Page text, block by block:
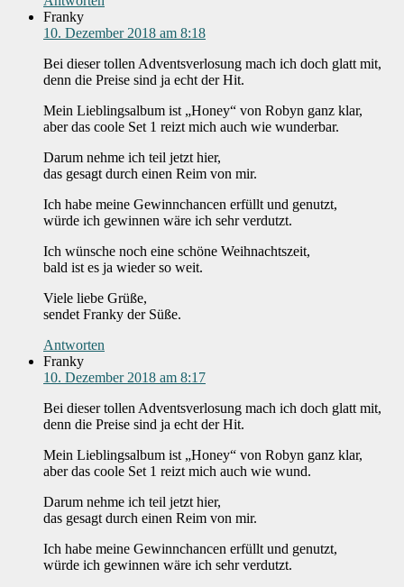
Franky
10. Dezember 2018 am 8:18
Bei dieser tollen Adventsverlosung mach ich doch glatt mit,
denn die Preise sind ja echt der Hit.
Mein Lieblingsalbum ist „Honey“ von Robyn ganz klar,
aber das coole Set 1 reizt mich auch wie wunderbar.
Darum nehme ich teil jetzt hier,
das gesagt durch einen Reim von mir.
Ich habe meine Gewinnchancen erfüllt und genutzt,
würde ich gewinnen wäre ich sehr verdutzt.
Ich wünsche noch eine schöne Weihnachtszeit,
bald ist es ja wieder so weit.
Viele liebe Grüße,
sendet Franky der Süße.
Antworten
Franky
10. Dezember 2018 am 8:17
Bei dieser tollen Adventsverlosung mach ich doch glatt mit,
denn die Preise sind ja echt der Hit.
Mein Lieblingsalbum ist „Honey“ von Robyn ganz klar,
aber das coole Set 1 reizt mich auch wie wund.
Darum nehme ich teil jetzt hier,
das gesagt durch einen Reim von mir.
Ich habe meine Gewinnchancen erfüllt und genutzt,
würde ich gewinnen wäre ich sehr verdutzt.